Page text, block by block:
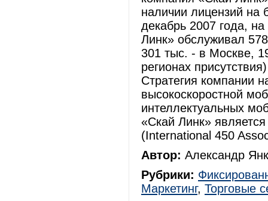
наличии лицензий
декабрь 2007 года,
Линк» обслуживал
301 тыс. - в Москве,
регионах
Стратегия компании
высокоскоростной
интеллектуальных
«Скай Линк»
(International 450
Автор: Александр
Рубрики:
Маркетинг, Торговые